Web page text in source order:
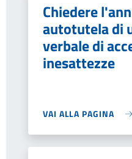
Chiedere
autotutela di
verbale di
inesattezze
VAI ALLA PAGINA